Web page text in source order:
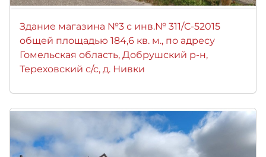
Здание магазина №3 с инв.№ 311/С-52015
общей площадью 184,6 кв. м., по адресу
Гомельская область, Добрушский р-н,
Тереховский с/с, д. Нивки